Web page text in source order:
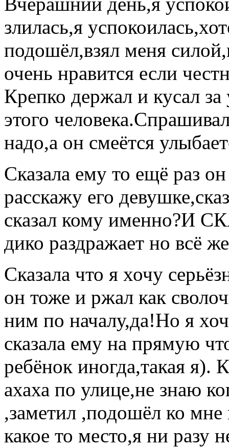
злилась,я
подошёл,взял меня
очень нравится если
Крепко держал и кусал
этого
надо,а он смеётся
Сказала ему то ещё раз
расскажу его
сказал кому
дико раздражает но всё
Сказала что я хочу
он тоже и ржал как
ним по началу,да!Но я
сказала ему на прямую
ребёнок иногда,такая я).
ахаха по улице,не знаю
,заметил ,подошёл ко
какое то место,я ни разу